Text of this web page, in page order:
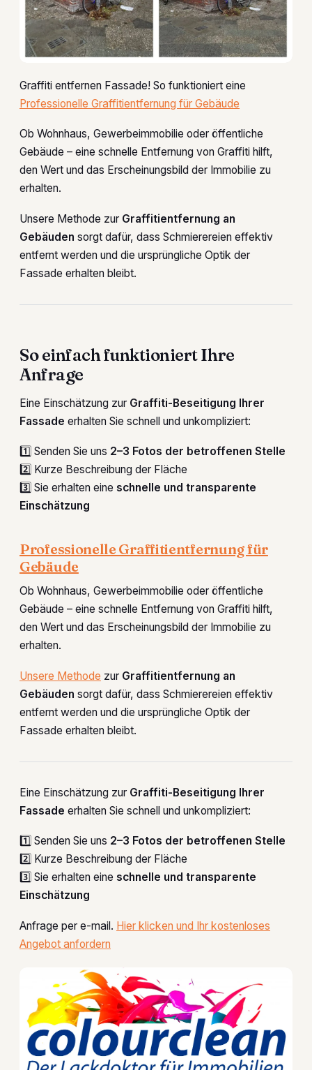
Graffiti entfernen Fassade! So funktioniert eine
Professionelle Graffitientfernung für Gebäude
Ob Wohnhaus, Gewerbeimmobilie oder öffentliche
Gebäude – eine schnelle Entfernung von Graffiti hilft,
den Wert und das Erscheinungsbild der Immobilie zu
erhalten.
Unsere Methode zur Graffitientfernung an
Gebäuden sorgt dafür, dass Schmierereien effektiv
entfernt werden und die ursprüngliche Optik der
Fassade erhalten bleibt.
So einfach funktioniert Ihre
Anfrage
Eine Einschätzung zur Graffiti-Beseitigung Ihrer
Fassade erhalten Sie schnell und unkompliziert:
1️⃣ Senden Sie uns 2–3 Fotos der betroffenen Stelle
2️⃣ Kurze Beschreibung der Fläche
3️⃣ Sie erhalten eine schnelle und transparente
Einschätzung
Professionelle Graffitientfernung für
Gebäude
Ob Wohnhaus, Gewerbeimmobilie oder öffentliche
Gebäude – eine schnelle Entfernung von Graffiti hilft,
den Wert und das Erscheinungsbild der Immobilie zu
erhalten.
Unsere Methode zur Graffitientfernung an
Gebäuden sorgt dafür, dass Schmierereien effektiv
entfernt werden und die ursprüngliche Optik der
Fassade erhalten bleibt.
Eine Einschätzung zur Graffiti-Beseitigung Ihrer
Fassade erhalten Sie schnell und unkompliziert:
1️⃣ Senden Sie uns 2–3 Fotos der betroffenen Stelle
2️⃣ Kurze Beschreibung der Fläche
3️⃣ Sie erhalten eine schnelle und transparente
Einschätzung
Anfrage per e-mail. Hier klicken und Ihr kostenloses
Angebot anfordern